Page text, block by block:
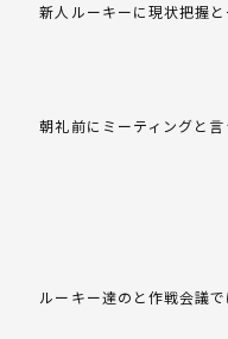
新人ルーキーに現状把握
朝礼前にミーティングと言
ルーキー達のと作戦会議